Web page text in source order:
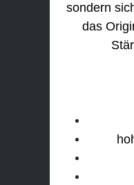
sondern
das